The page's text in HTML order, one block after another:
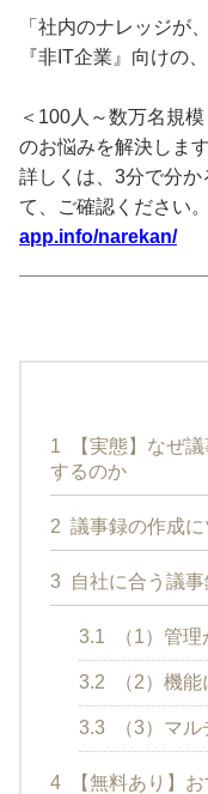
「社内のナレッジが
『非IT企業』向けの
＜100人～数万名規
のお悩みを解決します
詳しくは、3分で分
て、ご確認ください。
app.info/narekan/
1
【実態】なぜ
するのか
2 議事録の作成
3 自社に合う議
3.1 （1）管
3.2 （2）機
3.3 （3）マ
4
【無料あり】